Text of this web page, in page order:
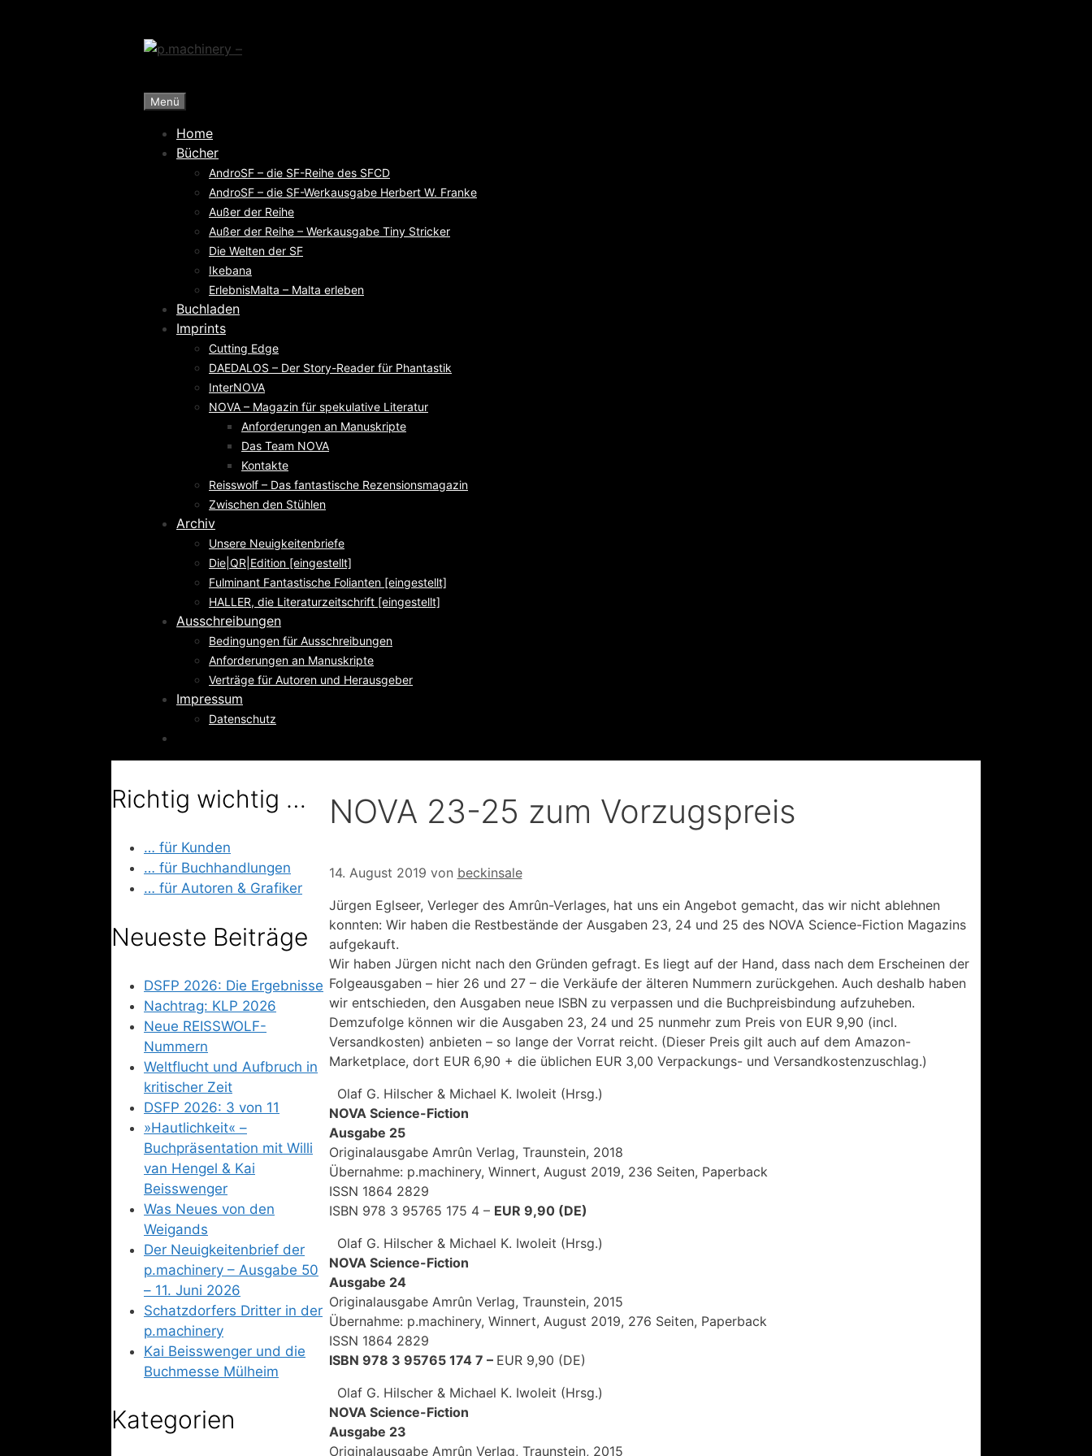
Menü
Home
Bücher
AndroSF – die SF-Reihe des SFCD
AndroSF – die SF-Werkausgabe Herbert W. Franke
Außer der Reihe
Außer der Reihe – Werkausgabe Tiny Stricker
Die Welten der SF
Ikebana
ErlebnisMalta – Malta erleben
Buchladen
Imprints
Cutting Edge
DAEDALOS – Der Story-Reader für Phantastik
InterNOVA
NOVA – Magazin für spekulative Literatur
Anforderungen an Manuskripte
Das Team NOVA
Kontakte
Reisswolf – Das fantastische Rezensionsmagazin
Zwischen den Stühlen
Archiv
Unsere Neuigkeitenbriefe
Die|QR|Edition [eingestellt]
Fulminant Fantastische Folianten [eingestellt]
HALLER, die Literaturzeitschrift [eingestellt]
Ausschreibungen
Bedingungen für Ausschreibungen
Anforderungen an Manuskripte
Verträge für Autoren und Herausgeber
Impressum
Datenschutz
NOVA 23-25 zum Vorzugspreis
14. August 2019 von beckinsale
Jürgen Eglseer, Verleger des Amrûn-Verlages, hat uns ein Angebot gemacht, das wir nicht ablehnen
konnten: Wir haben die Restbestände der Ausgaben 23, 24 und 25 des NOVA Science-Fiction Magazins
aufgekauft.
Wir haben Jürgen nicht nach den Gründen gefragt. Es liegt auf der Hand, dass nach dem Erscheinen der
Folgeausgaben – hier 26 und 27 – die Verkäufe der älteren Nummern zurückgehen. Auch deshalb haben
wir entschieden, den Ausgaben neue ISBN zu verpassen und die Buchpreisbindung aufzuheben.
Demzufolge können wir die Ausgaben 23, 24 und 25 nunmehr zum Preis von EUR 9,90 (incl.
Versandkosten) anbieten – so lange der Vorrat reicht. (Dieser Preis gilt auch auf dem Amazon-
Marketplace, dort EUR 6,90 + die üblichen EUR 3,00 Verpackungs- und Versandkostenzuschlag.)
Olaf G. Hilscher & Michael K. Iwoleit (Hrsg.)
NOVA Science-Fiction
Ausgabe 25
Originalausgabe Amrûn Verlag, Traunstein, 2018
Übernahme: p.machinery, Winnert, August 2019, 236 Seiten, Paperback
ISSN 1864 2829
ISBN 978 3 95765 175 4 – EUR 9,90 (DE)
Olaf G. Hilscher & Michael K. Iwoleit (Hrsg.)
NOVA Science-Fiction
Ausgabe 24
Originalausgabe Amrûn Verlag, Traunstein, 2015
Übernahme: p.machinery, Winnert, August 2019, 276 Seiten, Paperback
ISSN 1864 2829
ISBN 978 3 95765 174 7 – EUR 9,90 (DE)
Olaf G. Hilscher & Michael K. Iwoleit (Hrsg.)
NOVA Science-Fiction
Ausgabe 23
Originalausgabe Amrûn Verlag, Traunstein, 2015
Richtig wichtig …
… für Kunden
… für Buchhandlungen
… für Autoren & Grafiker
Neueste Beiträge
DSFP 2026: Die Ergebnisse
Nachtrag: KLP 2026
Neue REISSWOLF-
Nummern
Weltflucht und Aufbruch in
kritischer Zeit
DSFP 2026: 3 von 11
»Hautlichkeit« –
Buchpräsentation mit Willi
van Hengel & Kai
Beisswenger
Was Neues von den
Weigands
Der Neuigkeitenbrief der
p.machinery – Ausgabe 50
– 11. Juni 2026
Schatzdorfers Dritter in der
p.machinery
Kai Beisswenger und die
Buchmesse Mülheim
Kategorien